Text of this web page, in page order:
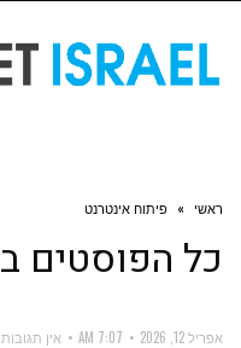
ראשי » פיתוח אינטרנט
כל הפוסטים ב
אפריל 12, 2026 7:07 AM אין תגובות